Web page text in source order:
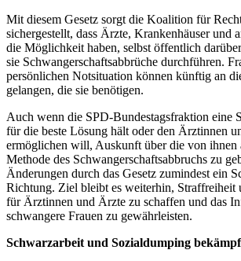
Mit diesem Gesetz sorgt die Koalition für
sichergestellt, dass Ärzte, Krankenhäuser und
die Möglichkeit haben, selbst öffentlich
sie Schwangerschaftsabbrüche durchführen.
persönlichen Notsituation können künftig an
gelangen, die sie benötigen.
Auch wenn die SPD-Bundestagsfraktion eine
für die beste Lösung hält oder den Ärztinnen
ermöglichen will, Auskunft über die von ihnen
Methode des Schwangerschaftsabbruchs zu
Änderungen durch das Gesetz zumindest ein
Richtung. Ziel bleibt es weiterhin, Straffreiheit
für Ärztinnen und Ärzte zu schaffen und das
schwangere Frauen zu gewährleisten.
Schwarzarbeit und Sozialdumping